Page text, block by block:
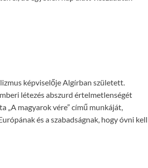
képviselője Algírban született.
létezés abszurd értelmetlenségét
„A magyarok vére” című munkáját,
és a szabadságnak, hogy óvni kell